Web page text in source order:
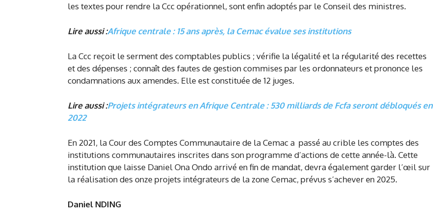
les textes pour rendre la Ccc opérationnel, sont enfin adoptés par le Conseil des ministres.
Lire aussi :Afrique centrale : 15 ans après, la Cemac évalue ses institutions
La Ccc reçoit le serment des comptables publics ; vérifie la légalité et la régularité des recettes
et des dépenses ; connaît des fautes de gestion commises par les ordonnateurs et prononce les
condamnations aux amendes. Elle est constituée de 12 juges.
Lire aussi :Projets intégrateurs en Afrique Centrale : 530 milliards de Fcfa seront débloqués en
2022
En 2021, la Cour des Comptes Communautaire de la Cemac a passé au crible les comptes des
institutions communautaires inscrites dans son programme d’actions de cette année-là. Cette
institution que laisse Daniel Ona Ondo arrivé en fin de mandat, devra également garder l’œil sur
la réalisation des onze projets intégrateurs de la zone Cemac, prévus s’achever en 2025.
Daniel NDING